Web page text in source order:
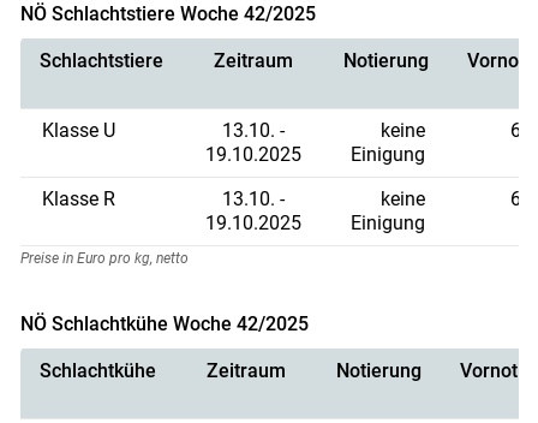
NÖ Schlachtstiere Woche 42/2025
Schlachtstiere Zeitraum Notierung
Klasse U
13.10. -
19.10.2025
keine
Einigung
Klasse R
13.10. -
19.10.2025
keine
Einigung
Preise in Euro pro kg, netto
NÖ Schlachtkühe Woche 42/2025
Schlachtkühe Zeitraum Notierung